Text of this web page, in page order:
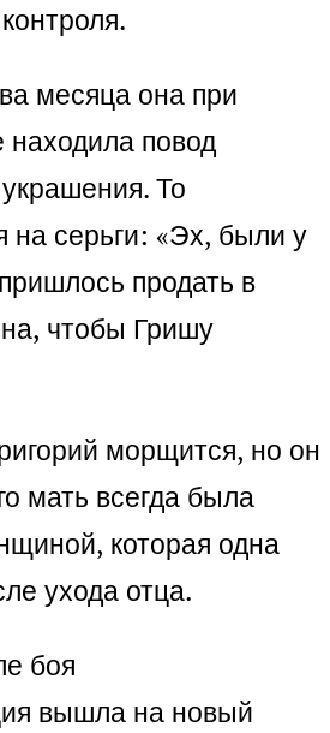
месяца она при
находила повод
То
на серьги: «Эх, были у
продать в
чтобы Гришу
морщится, но он
мать всегда была
которая одна
ухода отца.
боя
вышла на новый